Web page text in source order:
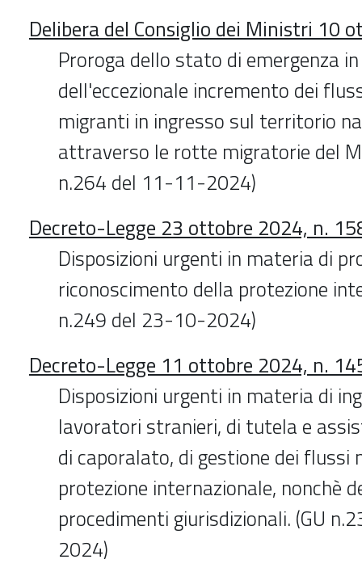
Delibera del Consiglio dei Ministri 10
Proroga dello stato di emergenza
dell'eccezionale incremento dei
migranti in ingresso sul territorio
attraverso le rotte migratorie del
n.264 del 11-11-2024)
Decreto-Legge 23 ottobre 2024, n.
Disposizioni urgenti in materia di
riconoscimento della protezione
n.249 del 23-10-2024)
Decreto-Legge 11 ottobre 2024, n.
Disposizioni urgenti in materia di
lavoratori stranieri, di tutela e
di caporalato, di gestione dei flussi
protezione internazionale, nonchè
procedimenti giurisdizionali. (GU
2024)